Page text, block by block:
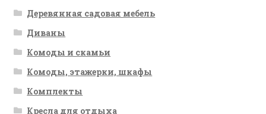
Деревянная садовая мебель
Диваны
Комоды и скамьи
Комоды, этажерки, шкафы
Комплекты
Кресла для отдыха